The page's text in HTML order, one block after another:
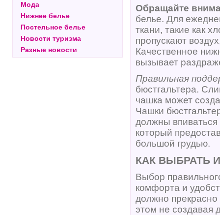
Мода
Нижнее белье
Постельное белье
Новости туризма
Разные новости
Обращайте
белье. Для
ткани, такие как
пропускают
Качественное
вызывает
Правильная
бюстгальтера.
чашка может
Чашки
должны
который
большой грудью.
КАК ВЫБРАТЬ
Выбор
комфорта и
должно прекрасно
этом не создавая